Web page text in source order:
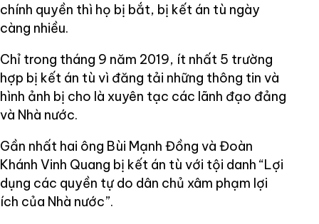
chính quyền thì họ bị bắt, bị kết án tù ngày
càng nhiều.
Chỉ trong tháng 9 năm 2019, ít nhất 5 trường
hợp bị kết án tù vì đăng tải những thông tin và
hình ảnh bị cho là xuyên tạc các lãnh đạo đảng
và Nhà nước.
Gần nhất hai ông Bùi Mạnh Đồng và Đoàn
Khánh Vinh Quang bị kết án tù với tội danh “Lợi
dụng các quyền tự do dân chủ xâm phạm lợi
ích của Nhà nước”.